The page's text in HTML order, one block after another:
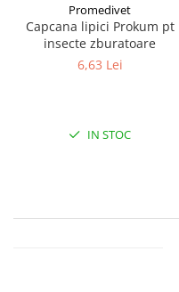
Promedivet
Capcana lipici Prokum pt
insecte zburatoare
6,63 Lei
IN STOC